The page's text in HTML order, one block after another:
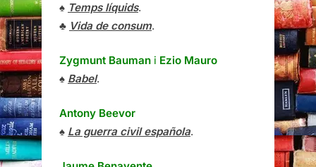
♠ Temps líquids.
♣ Vida de consum.
Zygmunt Bauman i Ezio Mauro
♠ Babel.
Antony Beevor
♠ La guerra civil española.